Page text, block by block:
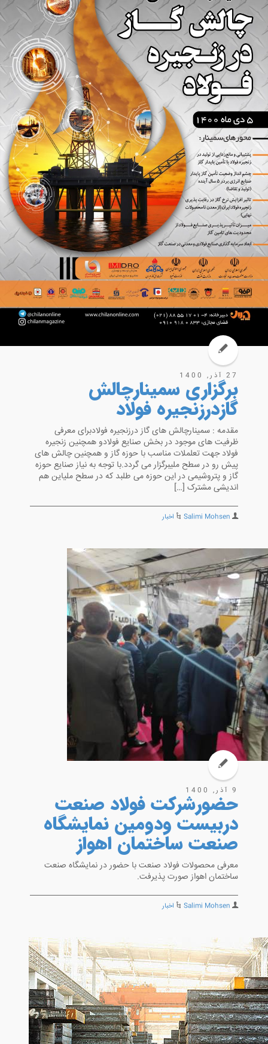
27 آذر, 1400
برگزاری سمینارچالش
گازدرزنجیره فولاد
مقدمه : سمینارچالش های گاز درزنجیره فولادبرای معرفی
ظرفیت های موجود در بخش صنایع فولادو همچنین زنجیره
فولاد جهت تعلملات مناسب با حوزه گاز و همچنین چالش های
پیش رو در سطح ملیبرگزار می گردد.با توجه به نیاز صنایع حوزه
گاز و پتروشیمی در این حوزه می طلبد که در سطح ملیاین هم
اندیشی مشترک […]
Salimi Mohsen اخبار
9 آذر, 1400
حضورشرکت فولاد صنعت
دربیست ودومین نمایشگاه
صنعت ساختمان اهواز
معرفی محصولات فولاد صنعت با حضور در نمایشگاه صنعت
ساختمان اهواز صورت پذیرفت.
Salimi Mohsen اخبار